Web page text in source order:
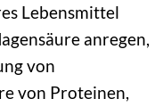
Lebensmittel
anregen,
von
von Proteinen,